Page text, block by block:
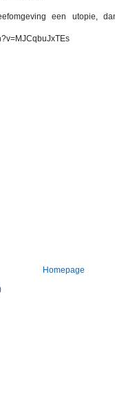
een utopie,
Homepage